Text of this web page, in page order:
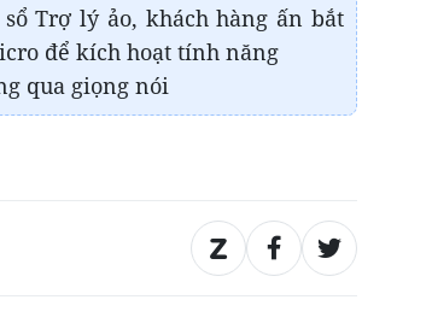
Trợ lý ảo, khách hàng ấn bắt
để kích hoạt tính năng
qua giọng nói